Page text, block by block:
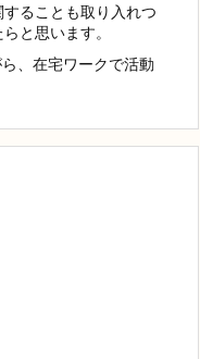
ることも取り入れつ
と思います。
、在宅ワークで活動